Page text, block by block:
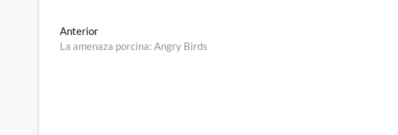
Navegación
de
AnteriorEntrada
anterior:
La amenaza porcina: Angry Birds